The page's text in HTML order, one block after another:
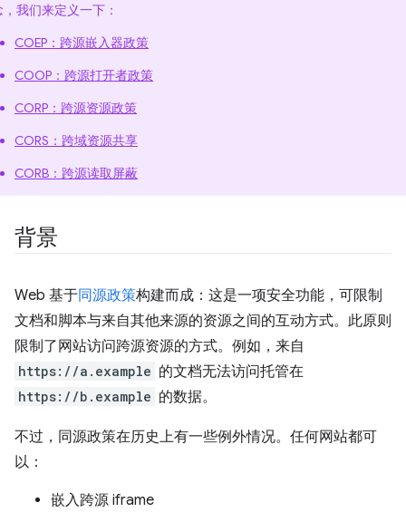
我们来定义一下：
COEP：跨源嵌入器政策
COOP：跨源打开者政策
CORP：跨源资源政策
CORS：跨域资源共享
CORB：跨源读取屏蔽
背景
Web 基于同源政策构建而成：这是一项安全功能，可限制
文档和脚本与来自其他来源的资源之间的互动方式。此原则
限制了网站访问跨源资源的方式。例如，来自
https://a.example 的文档无法访问托管在
https://b.example 的数据。
不过，同源政策在历史上有一些例外情况。任何网站都可
以：
嵌入跨源 iframe